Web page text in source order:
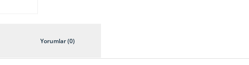
Yorumlar (0)